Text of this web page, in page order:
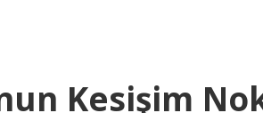
Kesişim